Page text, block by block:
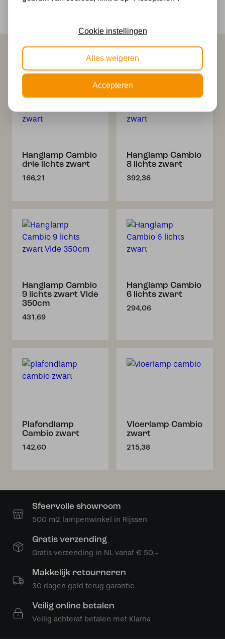
Veilig online betalen
Dit past misschien ook bij je
Hanglamp Cambio
drie lichts zwart
166,21
Hanglamp Cambio
8 lichts zwart
392,36
Hanglamp Cambio
9 lichts zwart Vide
350cm
431,69
Hanglamp Cambio
6 lichts zwart
294,06
Plafondlamp
Cambio zwart
142,60
Vloerlamp Cambio
zwart
215,38
Sfeervolle showroom
500 m2 lampenwinkel in Rijssen
Gratis verzending
Gratis verzending in NL vanaf € 50,-
Makkelijk retourneren
30 dagen geld terug garantie
Veilig online betalen
Veilig achteraf betalen met Klarna
Cookie instellingen
Alles weigeren
Accepteren